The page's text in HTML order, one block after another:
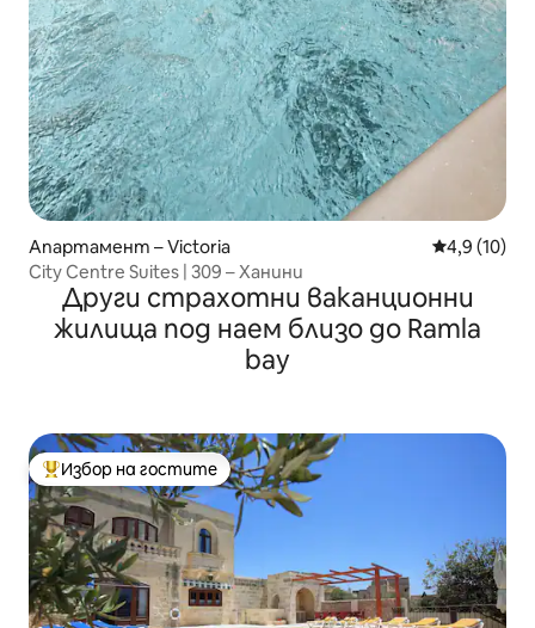
Апартамент – Victoria Средна
4,9 (10)
City Centre Suites | 309 – Ханини
Други страхотни ваканционни
жилища под наем близо до Ramla
bay
Най-популярен избор на гостите
Избор на гостите